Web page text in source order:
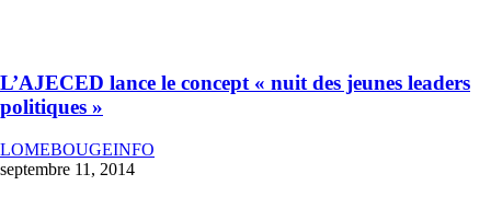
L’AJECED lance le concept « nuit des jeunes leaders
politiques »
LOMEBOUGEINFO
septembre 11, 2014